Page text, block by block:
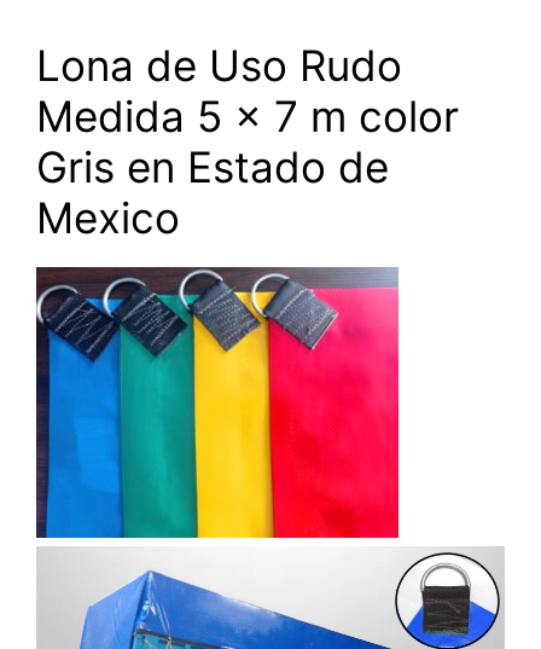
Lona de Uso Rudo
Medida 5 x 7 m color
Gris en Estado de
Mexico